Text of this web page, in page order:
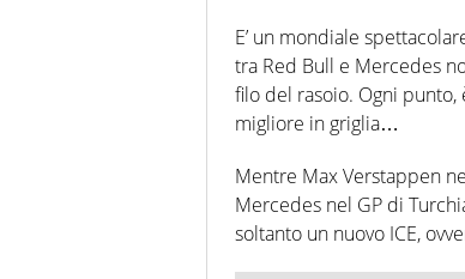
E’ un mondiale
tra Red Bull e Mercedes
filo del rasoio. Ogni
migliore in griglia…
Mentre Max Verstappen
Mercedes nel GP di
soltanto un nuovo ICE,